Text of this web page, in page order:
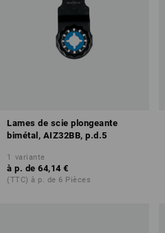
Lames de scie plongeante
bimétal, AIZ32BB, p.d.5
1 variante
à p. de 64,14 €
(TTC) à p. de 6 Pièces